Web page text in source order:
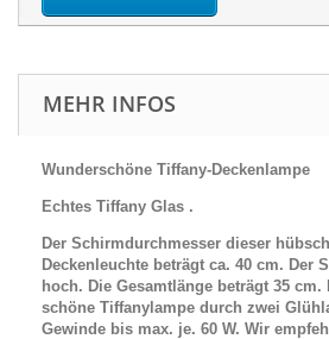
MEHR INFOS
Wunderschöne Tiffany-Deckenlampe
Echtes Tiffany Glas .
Der Schirmdurchmesser dieser
Deckenleuchte beträgt ca. 40 cm. Der
hoch. Die Gesamtlänge beträgt 35 cm.
schöne Tiffanylampe durch zwei
Gewinde bis max. je. 60 W. Wir